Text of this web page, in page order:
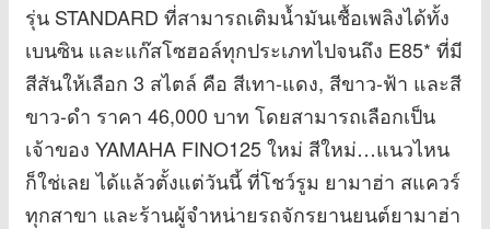
รุ่น STANDARD ที่สามารถเติมน้ำมันเชื้อเพลิงได้ทั้ง
เบนซิน และแก๊สโซฮอล์ทุกประเภทไปจนถึง E85* ที่มี
สีสันให้เลือก 3 สไตล์ คือ สีเทา-แดง, สีขาว-ฟ้า และสี
ขาว-ดำ ราคา 46,000 บาท โดยสามารถเลือกเป็น
เจ้าของ YAMAHA FINO125 ใหม่ สีใหม่…แนวไหน
ก็ใช่เลย ได้แล้วตั้งแต่วันนี้ ที่โชว์รูม ยามาฮ่า สแควร์
ทุกสาขา และร้านผู้จำหน่ายรถจักรยานยนต์ยามาฮ่า